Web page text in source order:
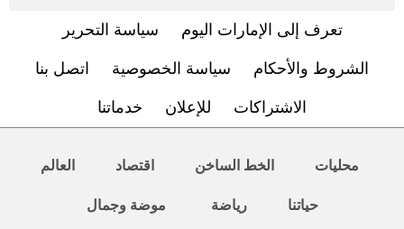
تعرف إلى الإمارات اليوم سياسة التحرير
الشروط والأحكام سياسة الخصوصية اتصل بنا
الاشتراكات للإعلان خدماتنا
محليات الخط الساخن اقتصاد العالم
حياتنا رياضة موضة وجمال